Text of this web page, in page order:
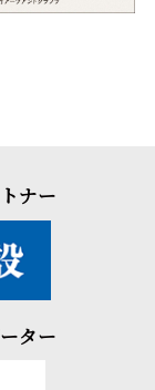
ナー
ター